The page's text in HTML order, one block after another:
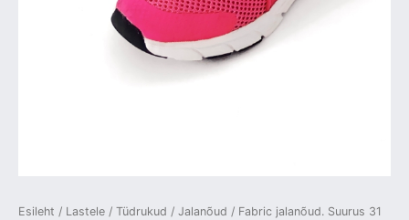
Esileht / Lastele / Tüdrukud / Jalanõud / Fabric jalanõud. Suurus 31